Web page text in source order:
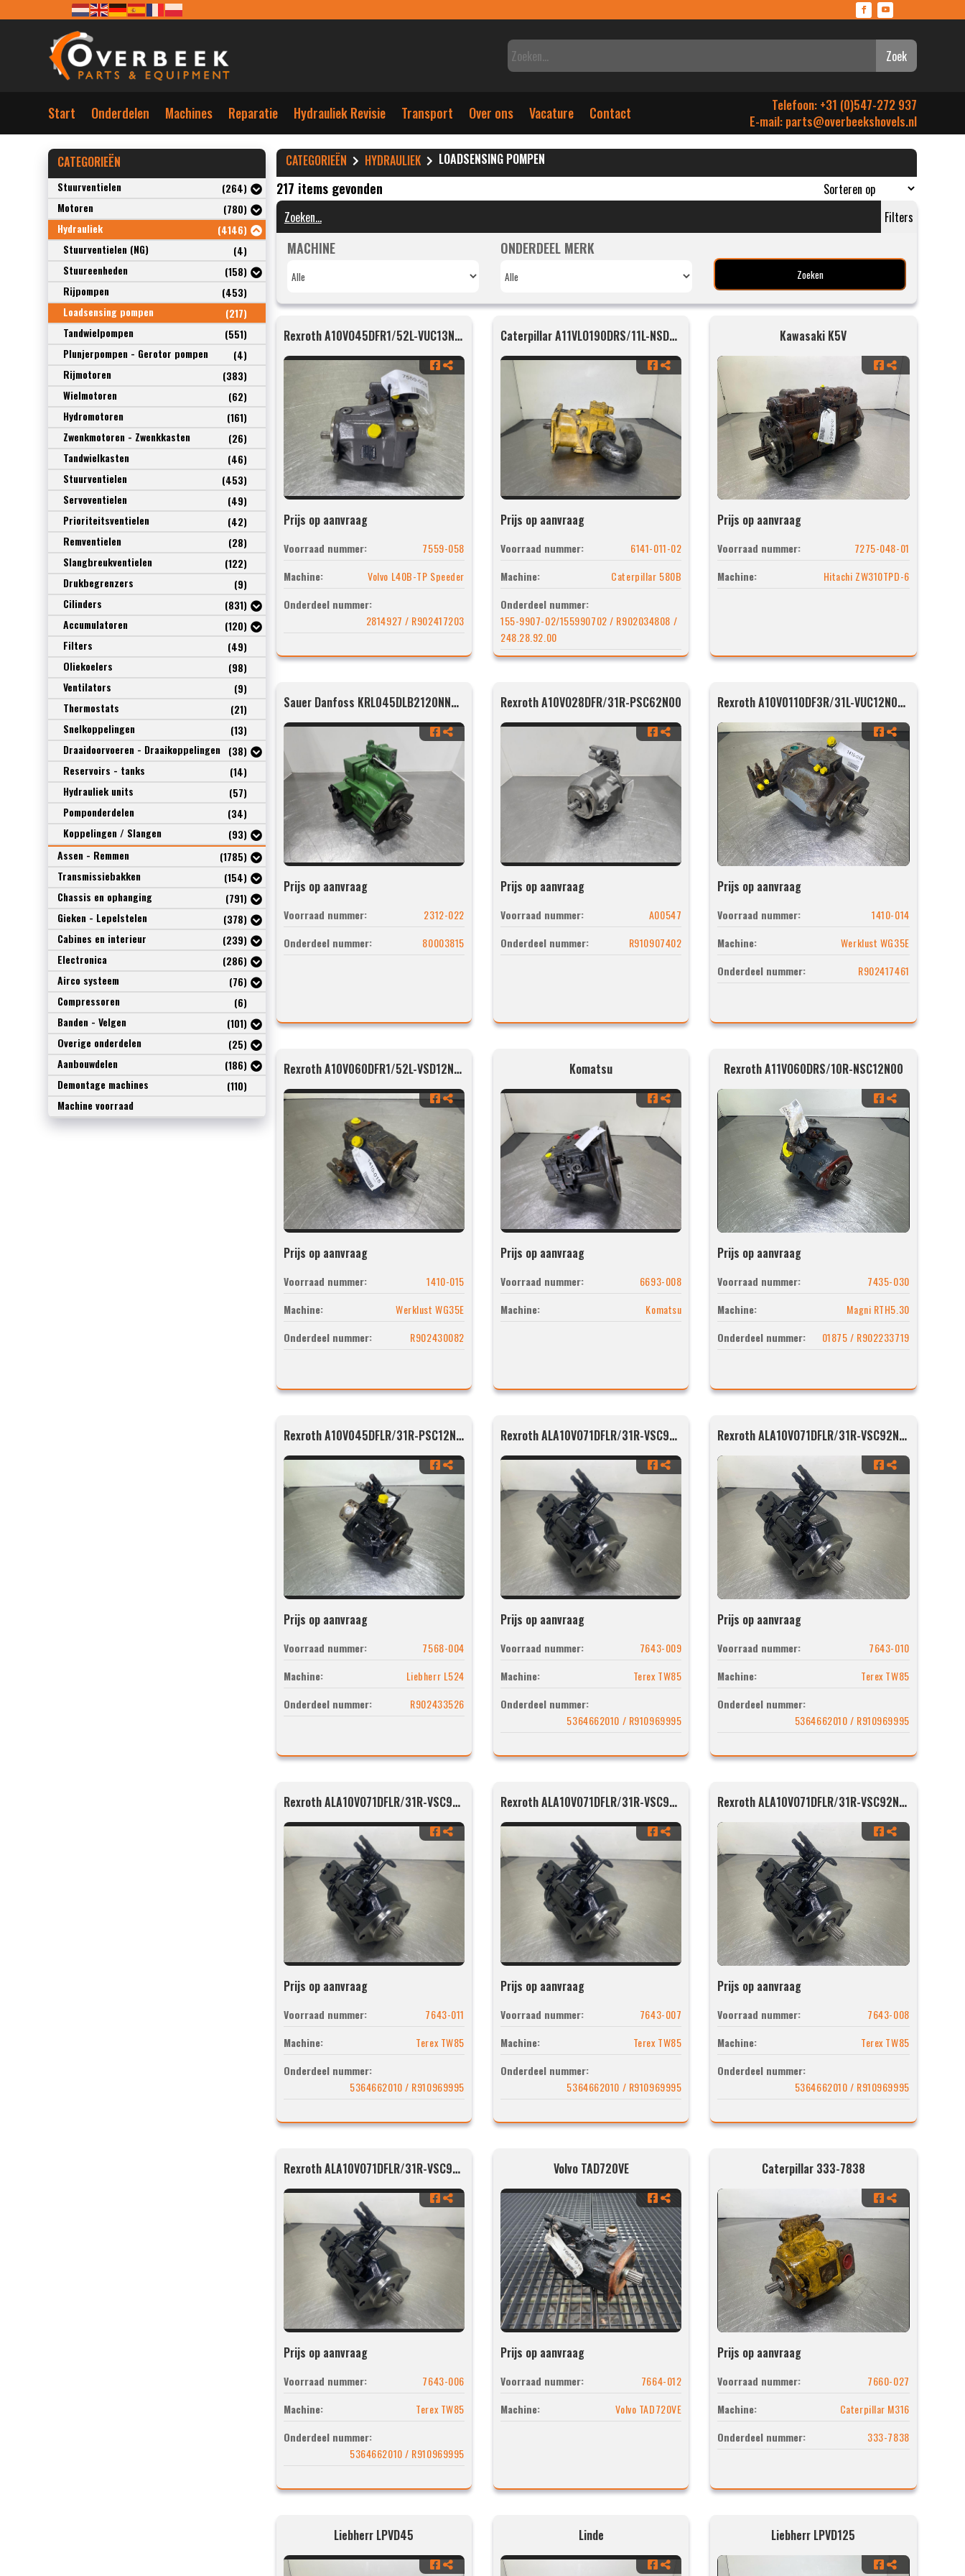
Zoek
Start Onderdelen Machines Reparatie Hydrauliek Revisie Transport Over ons Vacature Contact
Telefoon: +31 (0)547-272 937
E-mail: parts@overbeekshovels.nl
CATEGORIEËN
Stuurventielen
(264)
Motoren
(780)
Hydrauliek
(4146)
Stuurventielen (NG)
(4)
Stuureenheden
(158)
Rijpompen
(453)
Loadsensing pompen
(217)
Tandwielpompen
(551)
Plunjerpompen - Gerotor pompen
(4)
Rijmotoren
(383)
Wielmotoren
(62)
Hydromotoren
(161)
Zwenkmotoren - Zwenkkasten
(26)
Tandwielkasten
(46)
Stuurventielen
(453)
Servoventielen
(49)
Prioriteitsventielen
(42)
Remventielen
(28)
Slangbreukventielen
(122)
Drukbegrenzers
(9)
Cilinders
(831)
Accumulatoren
(120)
Filters
(49)
Oliekoelers
(98)
Ventilators
(9)
Thermostats
(21)
Snelkoppelingen
(13)
Draaidoorvoeren - Draaikoppelingen
(38)
Reservoirs - tanks
(14)
Hydrauliek units
(57)
Pomponderdelen
(34)
Koppelingen / Slangen
(93)
Assen - Remmen
(1785)
Transmissiebakken
(154)
Chassis en ophanging
(791)
Gieken - Lepelstelen
(378)
Cabines en interieur
(239)
Electronica
(286)
Airco systeem
(76)
Compressoren
(6)
Banden - Velgen
(101)
Overige onderdelen
(25)
Aanbouwdelen
(186)
Demontage machines
(110)
Machine voorraad
CATEGORIEËN HYDRAULIEK LOADSENSING POMPEN
217 items gevonden
Filters
MACHINE ONDERDEEL MERK
Rexroth A10VO45DFR1/52L-VUC13N00-SO547
Prijs op aanvraag
Voorraad nummer:
7559-058
Machine:
Volvo L40B-TP Speeder
Onderdeel nummer:
2814927 / R902417203
Caterpillar A11VLO190DRS/11L-NSDXXN00-S
Prijs op aanvraag
Voorraad nummer:
6141-011-02
Machine:
Caterpillar 580B
Onderdeel nummer:
155-9907-02/155990702 / R902034808 /
248.28.92.00
Kawasaki K5V
Prijs op aanvraag
Voorraad nummer:
7275-048-01
Machine:
Hitachi ZW310TPD-6
Sauer Danfoss KRL045DLB2120NNN3C3NKA6NKNANNNNNN
Prijs op aanvraag
Voorraad nummer:
2312-022
Onderdeel nummer:
80003815
Rexroth A10VO28DFR/31R-PSC62N00
Prijs op aanvraag
Voorraad nummer:
A00547
Onderdeel nummer:
R910907402
Rexroth A10V0110DF3R/31L-VUC12N00-SO596
Prijs op aanvraag
Voorraad nummer:
1410-014
Machine:
Werklust WG35E
Onderdeel nummer:
R902417461
Rexroth A10V060DFR1/52L-VSD12N00-S1388
Prijs op aanvraag
Voorraad nummer:
1410-015
Machine:
Werklust WG35E
Onderdeel nummer:
R902430082
Komatsu
Prijs op aanvraag
Voorraad nummer:
6693-008
Machine:
Komatsu
Rexroth A11VO60DRS/10R-NSC12N00
Prijs op aanvraag
Voorraad nummer:
7435-030
Machine:
Magni RTH5.30
Onderdeel nummer:
01875 / R902233719
Rexroth A10V045DFLR/31R-PSC12N00
Prijs op aanvraag
Voorraad nummer:
7568-004
Machine:
Liebherr L524
Onderdeel nummer:
R902433526
Rexroth ALA10VO71DFLR/31R-VSC92N00-SO368
Prijs op aanvraag
Voorraad nummer:
7643-009
Machine:
Terex TW85
Onderdeel nummer:
5364662010 / R910969995
Rexroth ALA10VO71DFLR/31R-VSC92N00-SO368
Prijs op aanvraag
Voorraad nummer:
7643-010
Machine:
Terex TW85
Onderdeel nummer:
5364662010 / R910969995
Rexroth ALA10VO71DFLR/31R-VSC92N00-SO368
Prijs op aanvraag
Voorraad nummer:
7643-011
Machine:
Terex TW85
Onderdeel nummer:
5364662010 / R910969995
Rexroth ALA10VO71DFLR/31R-VSC92N00-SO368
Prijs op aanvraag
Voorraad nummer:
7643-007
Machine:
Terex TW85
Onderdeel nummer:
5364662010 / R910969995
Rexroth ALA10VO71DFLR/31R-VSC92N00-SO368
Prijs op aanvraag
Voorraad nummer:
7643-008
Machine:
Terex TW85
Onderdeel nummer:
5364662010 / R910969995
Rexroth ALA10VO71DFLR/31R-VSC92N00-SO368
Prijs op aanvraag
Voorraad nummer:
7643-006
Machine:
Terex TW85
Onderdeel nummer:
5364662010 / R910969995
Volvo TAD720VE
Prijs op aanvraag
Voorraad nummer:
7664-012
Machine:
Volvo TAD720VE
Caterpillar 333-7838
Prijs op aanvraag
Voorraad nummer:
7660-027
Machine:
Caterpillar M316
Onderdeel nummer:
333-7838
Liebherr LPVD45 Linde Liebherr LPVD125